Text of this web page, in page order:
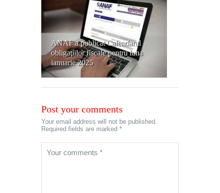
ANAF a publicat Calendarul
obligaţiilor fiscale pentru luna
ianuarie 2025
Post your comments
Your email address will not be published.
Required fields are marked *